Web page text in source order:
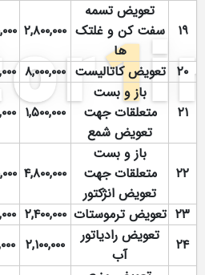
۱۹
تعویض تسمه
سفت کن و غلتک
ها
۲,۸۰۰,۰۰۰
۲۰ تعویض کاتالیست ۸,۰۰۰,۰۰۰
۲۱
باز و بست
متعلقات جهت
تعویض شمع
۱,۵۰۰,۰۰۰
۲۲
باز و بست
متعلقات جهت
تعویض انژکتور
۴,۸۰۰,۰۰۰
۲۳ تعویض ترموستات ۲,۴۰۰,۰۰۰
۲۴
تعویض رادیاتور
آب
۲,۱۰۰,۰۰۰